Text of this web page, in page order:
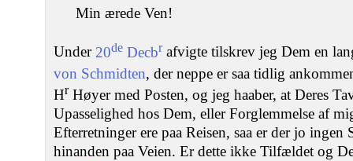
Min ærede Ven!
Under 20de Decbrafvigte tilskrev jeg Dem en
von Schmidten, der neppe er saa tidlig
HrHøyer med Posten, og jeg haaber, at Deres
Upasselighed hos Dem, eller Forglemmelse af
Efterretninger ere paa Reisen, saa er der jo
hinanden paa Veien. Er dette ikke Tilfældet og